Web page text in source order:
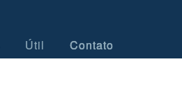
Útil
Contato